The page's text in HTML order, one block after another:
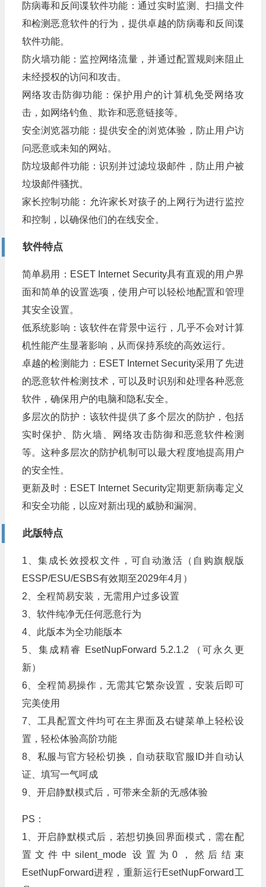
防病毒和反间谍软件功能：通过实时监测、扫描文件
和检测恶意软件的行为，提供卓越的防病毒和反间谍
软件功能。
防火墙功能：监控网络流量，并通过配置规则来阻止
未经授权的访问和攻击。
网络攻击防御功能：保护用户的计算机免受网络攻
击，如网络钓鱼、欺诈和恶意链接等。
安全浏览器功能：提供安全的浏览体验，防止用户访
问恶意或未知的网站。
防垃圾邮件功能：识别并过滤垃圾邮件，防止用户被
垃圾邮件骚扰。
家长控制功能：允许家长对孩子的上网行为进行监控
和控制，以确保他们的在线安全。
软件特点
简单易用：ESET Internet Security具有直观的用户界
面和简单的设置选项，使用户可以轻松地配置和管理
其安全设置。
低系统影响：该软件在背景中运行，几乎不会对计算
机性能产生显著影响，从而保持系统的高效运行。
卓越的检测能力：ESET Internet Security采用了先进
的恶意软件检测技术，可以及时识别和处理各种恶意
软件，确保用户的电脑和隐私安全。
多层次的防护：该软件提供了多个层次的防护，包括
实时保护、防火墙、网络攻击防御和恶意软件检测
等。这种多层次的防护机制可以最大程度地提高用户
的安全性。
更新及时：ESET Internet Security定期更新病毒定义
和安全功能，以应对新出现的威胁和漏洞。
此版特点
1、集成长效授权文件，可自动激活（自购旗舰版
ESSP/ESU/ESBS有效期至2029年4月）
2、全程简易安装，无需用户过多设置
3、软件纯净无任何恶意行为
4、此版本为全功能版本
5、集成精睿 EsetNupForward 5.2.1.2 （可永久更
新）
6、全程简易操作，无需其它繁杂设置，安装后即可
完美使用
7、工具配置文件均可在主界面及右键菜单上轻松设
置，轻松体验高阶功能
8、私服与官方轻松切换，自动获取官服ID并自动认
证、填写一气呵成
9、开启静默模式后，可带来全新的无感体验
PS：
1、开启静默模式后，若想切换回界面模式，需在配
置文件中silent_mode 设置为0，然后结束
EsetNupForward进程，重新运行EsetNupForward工